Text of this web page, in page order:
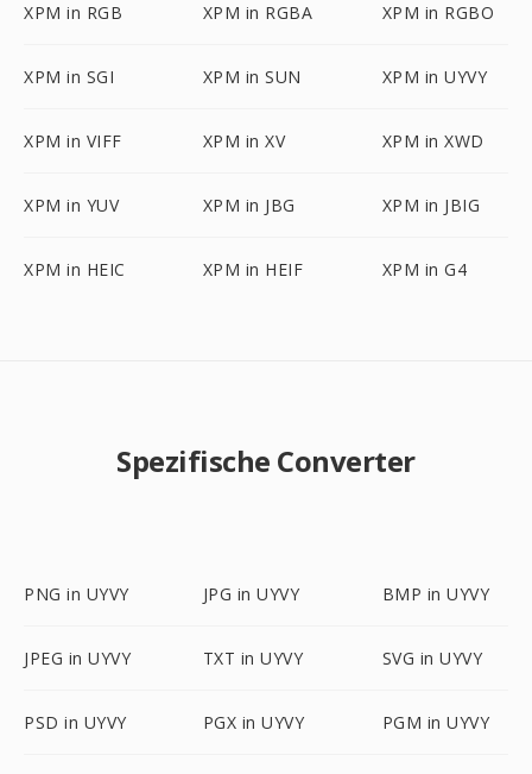
XPM in RGB XPM in RGBA XPM in RGBO
XPM in SGI XPM in SUN XPM in UYVY
XPM in VIFF XPM in XV XPM in XWD
XPM in YUV XPM in JBG XPM in JBIG
XPM in HEIC XPM in HEIF XPM in G4
Spezifische Converter
PNG in UYVY JPG in UYVY BMP in UYVY
JPEG in UYVY TXT in UYVY SVG in UYVY
PSD in UYVY PGX in UYVY PGM in UYVY